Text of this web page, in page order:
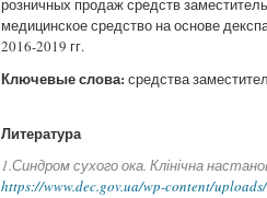
розничных продаж средств
медицинское средство на основе
2016-2019 гг.
Ключевые слова: средства
Литература
1.Синдром сухого ока. Клінічна
https://www.dec.gov.ua/wp-content/